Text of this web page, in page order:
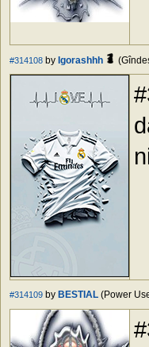
#314108 by Igorashhh
#314109 by BESTIAL (Power